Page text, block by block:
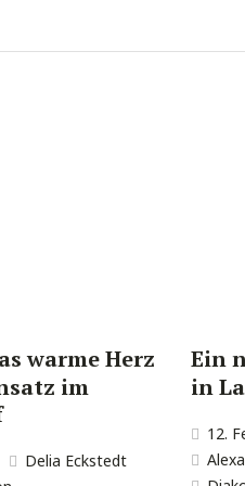
warme Herz
im
Delia Eckstedt
Ein
in
12.